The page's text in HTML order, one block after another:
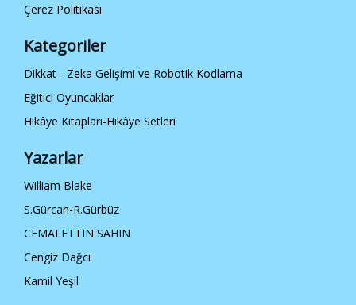
Çerez Politikası
Kategoriler
Dikkat - Zeka Gelişimi ve Robotik Kodlama
Eğitici Oyuncaklar
Hikâye Kitapları-Hikâye Setleri
Yazarlar
William Blake
S.Gürcan-R.Gürbüz
CEMALETTIN SAHIN
Cengiz Dağcı
Kamil Yeşil